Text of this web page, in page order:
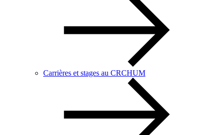
Carrières et stages au CRCHUM